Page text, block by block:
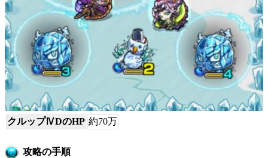
クルップⅣDのHP 約70万
攻略の手順